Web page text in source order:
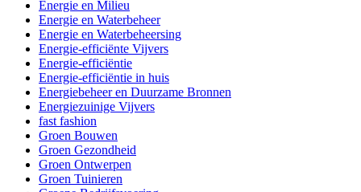
Energie en Milieu
Energie en Waterbeheer
Energie en Waterbeheersing
Energie-efficiënte Vijvers
Energie-efficiëntie
Energie-efficiëntie in huis
Energiebeheer en Duurzame Bronnen
Energiezuinige Vijvers
fast fashion
Groen Bouwen
Groen Gezondheid
Groen Ontwerpen
Groen Tuinieren